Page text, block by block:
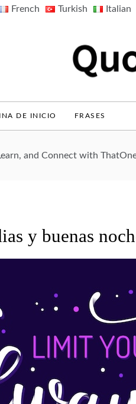
French Turkish Italian
DE INICIO FRASES
and Connect with
y buenas